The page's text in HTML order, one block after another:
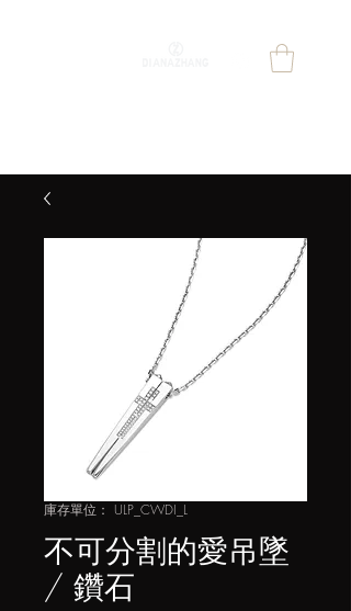
庫存單位： ULP_CWDI_L
不可分割的愛吊墜
/ 鑽石